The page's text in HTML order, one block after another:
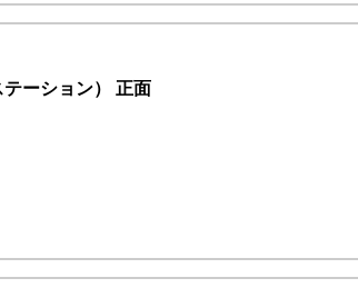
ーション） 正面